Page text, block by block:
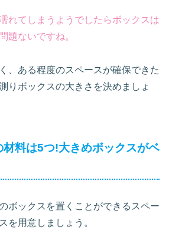
れてしまうようでしたらボックスは
題ないですね。
、ある程度のスペースが確保できた
りボックスの大きさを決めましょ
料は5つ!大きめボックスがベ
ボックスを置くことができるスペー
を用意しましょう。